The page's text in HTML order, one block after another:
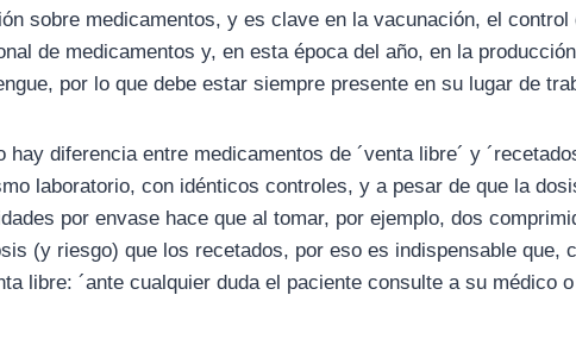
sobre medicamentos, y es clave en la vacunación, el
de medicamentos y, en esta época del año, en la
por lo que debe estar siempre presente en su lugar de
hay diferencia entre medicamentos de ´venta libre´ y
laboratorio, con idénticos controles, y a pesar de que la
por envase hace que al tomar, por ejemplo, dos
(y riesgo) que los recetados, por eso es indispensable que,
libre: ´ante cualquier duda el paciente consulte a su médico